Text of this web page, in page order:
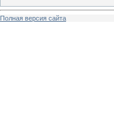
Полная версия сайта